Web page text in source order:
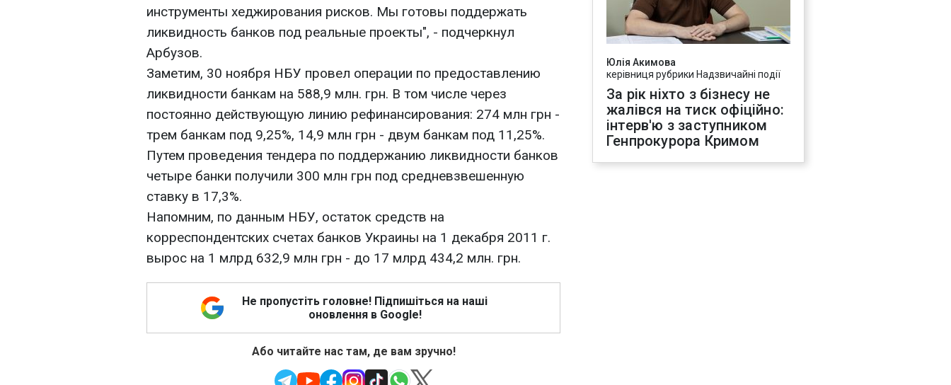
инструменты хеджирования рисков. Мы готовы поддержать
ликвидность банков под реальные проекты", - подчеркнул
Арбузов.
Заметим, 30 ноября НБУ провел операции по предоставлению
ликвидности банкам на 588,9 млн. грн. В том числе через
постоянно действующую линию рефинансирования: 274 млн грн -
трем банкам под 9,25%, 14,9 млн грн - двум банкам под 11,25%.
Путем проведения тендера по поддержанию ликвидности банков
четыре банки получили 300 млн грн под средневзвешенную
ставку в 17,3%.
Напомним, по данным НБУ, остаток средств на
корреспондентских счетах банков Украины на 1 декабря 2011 г.
вырос на 1 млрд 632,9 млн грн - до 17 млрд 434,2 млн. грн.
Не пропустіть головне! Підпишіться на наші
оновлення в Google!
Або читайте нас там, де вам зручно!
Юлія Акимова
керівниця рубрики Надзвичайні події
За рік ніхто з бізнесу не
жалівся на тиск офіційно:
інтерв'ю з заступником
Генпрокурора Кримом